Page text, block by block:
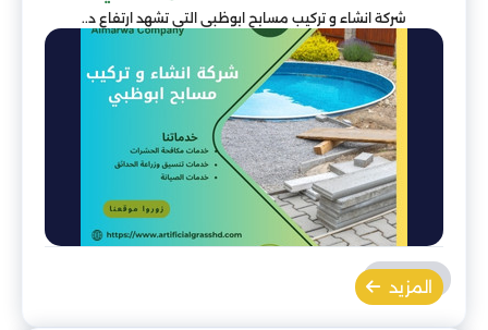
شركة انشاء و تركيب مسابح ابوظبي التي تشهد ارتفاع د..
المزيد